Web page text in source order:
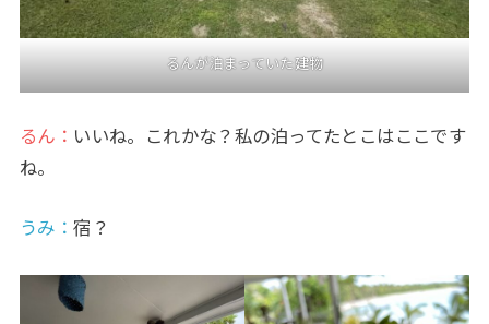
るんが泊まっていた建物
るん： いいね。これかな？私の泊ってたとこはここです
ね。
うみ ：宿？